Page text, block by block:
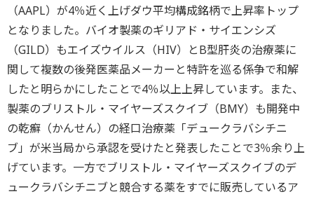
（AAPL）が4％近く上げダウ平均構成銘柄で上昇率トップ
となりました。バイオ製薬のギリアド・サイエンシズ
（GILD）もエイズウイルス（HIV）とB型肝炎の治療薬に
関して複数の後発医薬品メーカーと特許を巡る係争で和解
したと明らかにしたことで4％以上上昇しています。また、
製薬のブリストル・マイヤーズスクイブ（BMY）も開発中
の乾癬（かんせん）の経口治療薬「デュークラバシチニ
ブ」が米当局から承認を受けたと発表したことで3％余り上
げています。一方でブリストル・マイヤーズスクイブのデ
ュークラバシチニブと競合する薬をすでに販売しているア